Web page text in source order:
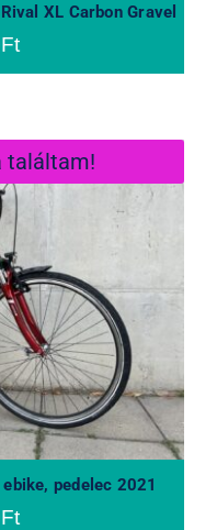
XL Carbon Gravel
Ft
találtam!
307 ebike,
pedelec 2021
Ft